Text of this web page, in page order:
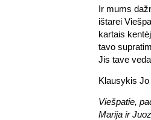
Ir mums
ištarei
kartais
tavo
Jis tave
Klausykis Jo
Viešpatie,
Marija ir